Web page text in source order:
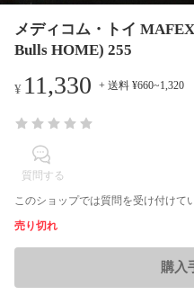
メディコム・トイ
Bulls HOME) 255
¥ 11,330 + 送料 ¥660~1,320
質問する
このショップでは質問を受け付けて
売り切れ
購入